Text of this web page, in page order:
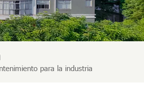
para la industria